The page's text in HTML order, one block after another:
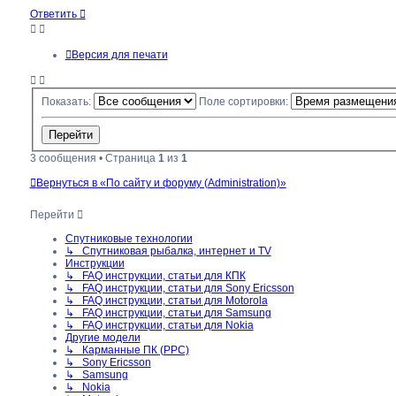
Ответить
Версия для печати
Показать: Поле сортировки:
3 сообщения • Страница 1из 1
Вернуться в «По сайту и форуму (Administration)»
Перейти
Спутниковые технологии
↳ Спутниковая рыбалка, интернет и TV
Инструкции
↳ FAQ инструкции, статьи для КПК
↳ FAQ инструкции, статьи для Sony Ericsson
↳ FAQ инструкции, статьи для Motorola
↳ FAQ инструкции, статьи для Samsung
↳ FAQ инструкции, статьи для Nokia
Другие модели
↳ Карманные ПК (PPC)
↳ Sony Ericsson
↳ Samsung
↳ Nokia